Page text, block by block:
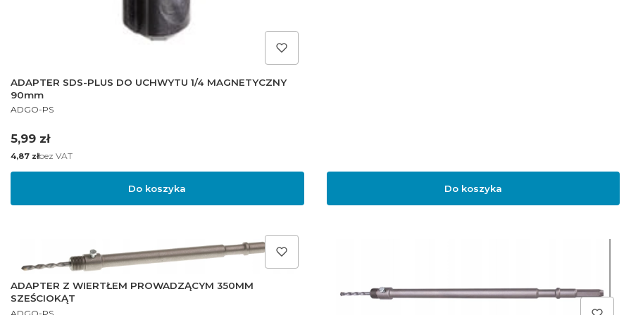
ADAPTER SDS-PLUS DO UCHWYTU 1/4 MAGNETYCZNY
90mm
PRODUCENT
ADGO-PS
Cena
5,99 zł
Cena
4,87 złbez VAT
Do koszyka Do koszyka
ADAPTER Z WIERTŁEM PROWADZĄCYM 350MM
SZEŚCIOKĄT
PRODUCENT